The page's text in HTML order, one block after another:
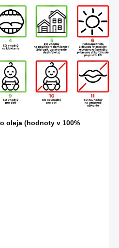
oleja (hodnoty v 100%